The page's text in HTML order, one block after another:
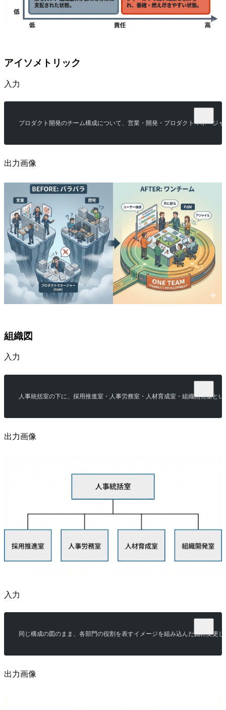
アイソメトリック
入力
プロダクト開発のチーム構成について、営業・開発・プロダクトマネージ
出力画像
組織図
入力
人事統括室の下に、採用推進室・人事労務室・人材育成室・組織開発室と
出力画像
入力
同じ構成の図のまま、各部門の役割を表すイメージを組み込んだ図に変更
出力画像